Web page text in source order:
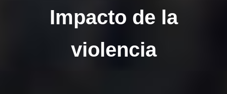
Impacto de la
violencia